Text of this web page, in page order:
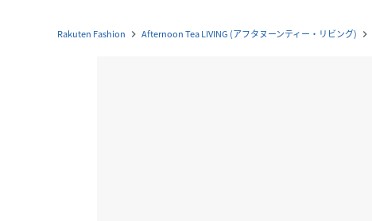
Rakuten Fashion navigate_next Afternoon Tea LIVING (アフタヌーンティー・リビング) navigate_next